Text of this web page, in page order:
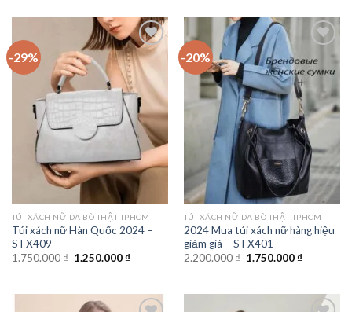
2.450.000 ₫.
850.000 ₫.
-29%
Add to
wishlist
TÚI XÁCH NỮ DA BÒ THẬT TPHCM
Túi xách nữ Hàn Quốc 2024 –
STX409
1.750.000₫ Giá
1.250.000₫Giá
1.250.000 ₫.
-20%
Add to
wishlist
TÚI XÁCH NỮ DA BÒ THẬT TPHCM
2024 Mua túi xách nữ hàng hiệu
giảm giá – STX401
2.200.000₫ Giá
1.750.000₫Giá
1.750.000